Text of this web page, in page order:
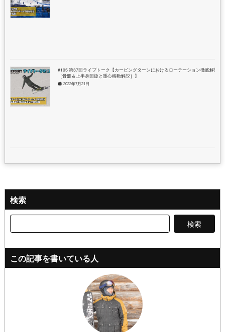
#105 第37回ライブトーク【カービングターンにおけるローテーション徹底解説
［骨盤＆上半身回旋と重心移動解説］】
2022年7月21日
検索
この記事を書いている人